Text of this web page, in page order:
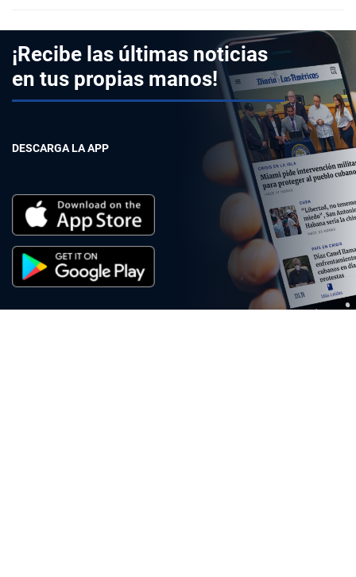
¡Recibe las últimas noticias
en tus propias manos!
DESCARGA LA APP